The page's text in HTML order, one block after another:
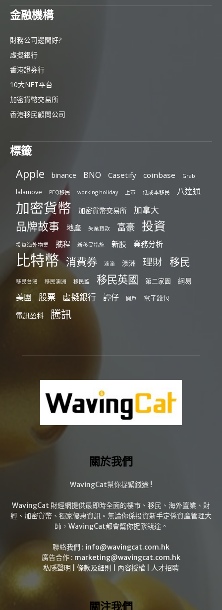
金融機構
財務公司邊間好?
虛擬銀行
香港證券行
10大NFT平台
加密貨幣交易所
香港移民顧問公司
標籤
Apple binance BNO Casetify coinbase Grab
lalamove PEQ移民 working holiday 上市 低成本移民 八達通
加密貨幣 加密貨幣交易所 加拿大
品牌故事 地產 失業貸款 富豪 投資
投資海外物業 攜程 新移民措施 新股 業務分析
比特幣 消費券 滴滴 澳洲 理財 移民
移民台灣 移民澳洲 移民監 移民英國 第二家園 網易
美團 股票 虛擬銀行 譚仔 開戶 電子錢包
電訊盈科 騰訊
關於我們
WavingCat幫你捉緊錢途 !
WavingCat 財經網提供最即時全面的樓市、移民、海外置業、財
經、加密貨幣、獨家優惠資訊。無論你係投資新手定係資產管理大
師，WavingCat都會幫你捉緊錢途。
聯絡我們 : info@wavingcat.com.hk
廣告合作 : marketing@wavingcat.com.hk
私隱聲明
條款及細則 內容授權 人才招聘
關注我們